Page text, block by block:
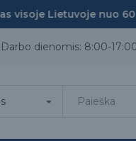
visoje Lietuvoje nuo 60
Darbo dienomis: 8:00-